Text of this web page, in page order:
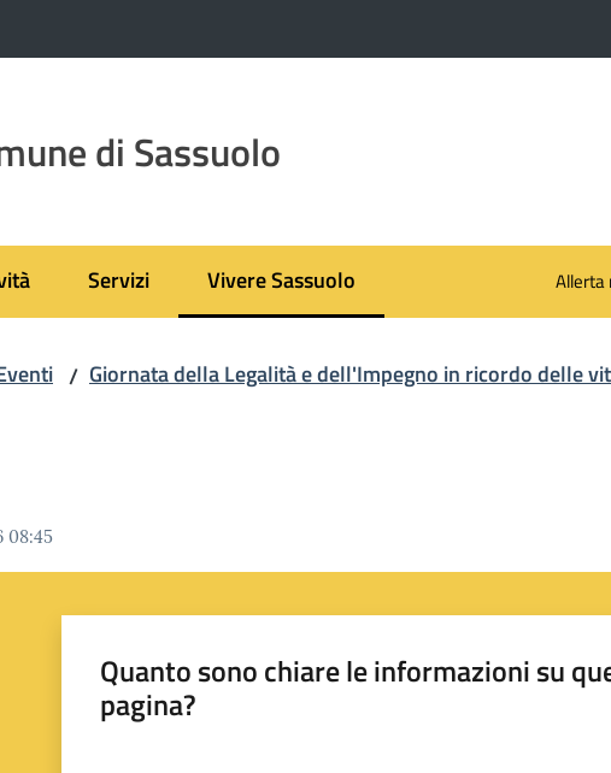
di Sassuolo
Servizi Vivere Sassuolo
Menu selezionato
/ Giornata della Legalità e dell'Impegno in ricordo delle
08:45
Quanto sono chiare le informazioni su
pagina?